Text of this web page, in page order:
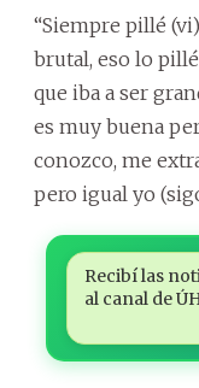
“Siempre pillé
brutal, eso lo
que iba a ser
es muy buena
conozco, me
pero igual yo
Recibí las
al canal de